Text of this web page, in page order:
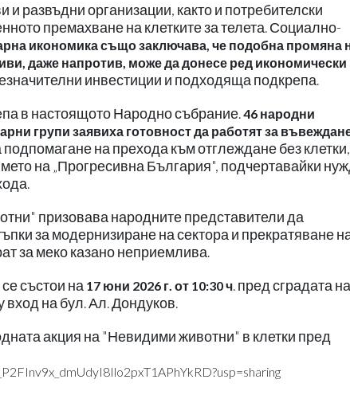
развъдни организации, както и потребителски
премахване на клетките за телета. Социално-
икономика също заключава, че подобна промяна
даже напротив, може да донесе ред икономически
инвестиции и подходяща подкрепа.
в настоящото Народно събрание.46 народни
групи заявиха готовност да работят за
на прехода към отглеждане без клетки,
на „Прогресивна България", подчертавайки
призовава народните представители да
за модернизиране на сектора и прекратяване
за меко казано неприемлива.
състои на 17 юни 2026 г. от 10:30 ч. пред сградата на
на бул. Ал. Дондуков.
акция на "Невидими животни" в клетки пред